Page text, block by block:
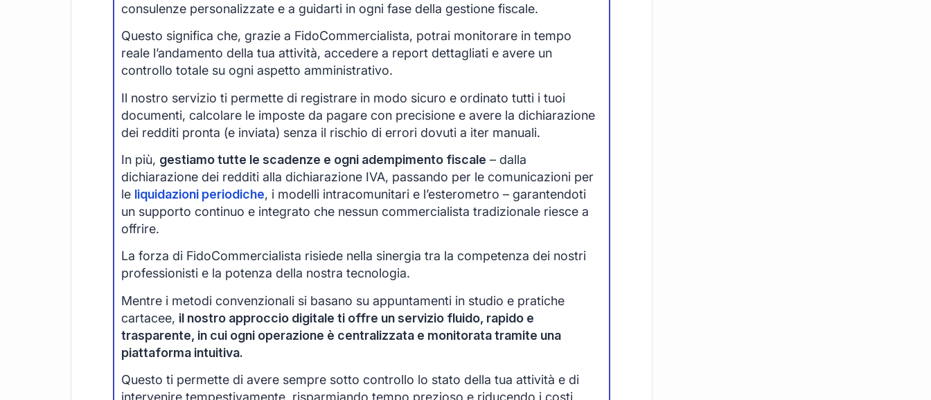
consulenze personalizzate e a guidarti in ogni fase della gestione fiscale.
Questo significa che, grazie a FidoCommercialista, potrai monitorare in tempo
reale l’andamento della tua attività, accedere a report dettagliati e avere un
controllo totale su ogni aspetto amministrativo.
Il nostro servizio ti permette di registrare in modo sicuro e ordinato tutti i tuoi
documenti, calcolare le imposte da pagare con precisione e avere la dichiarazione
dei redditi pronta (e inviata) senza il rischio di errori dovuti a iter manuali.
In più, gestiamo tutte le scadenze e ogni adempimento fiscale – dalla
dichiarazione dei redditi alla dichiarazione IVA, passando per le comunicazioni per
le liquidazioni periodiche, i modelli intracomunitari e l’esterometro – garantendoti
un supporto continuo e integrato che nessun commercialista tradizionale riesce a
offrire.
La forza di FidoCommercialista risiede nella sinergia tra la competenza dei nostri
professionisti e la potenza della nostra tecnologia.
Mentre i metodi convenzionali si basano su appuntamenti in studio e pratiche
cartacee, il nostro approccio digitale ti offre un servizio fluido, rapido e
trasparente, in cui ogni operazione è centralizzata e monitorata tramite una
piattaforma intuitiva.
Questo ti permette di avere sempre sotto controllo lo stato della tua attività e di
intervenire tempestivamente, risparmiando tempo prezioso e riducendo i costi